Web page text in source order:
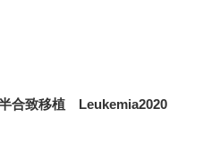
合致移植 Leukemia2020